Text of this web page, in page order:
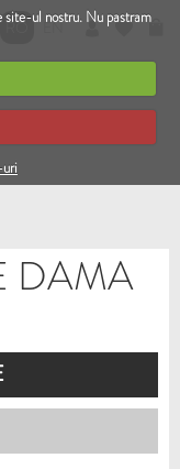
ul nostru. Nu pastram
RO EN
DAMA